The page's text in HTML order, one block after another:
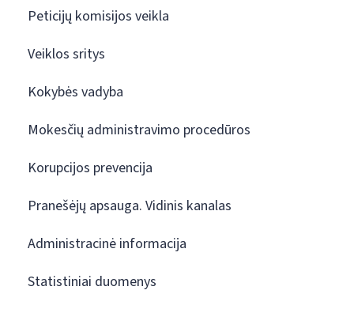
Peticijų komisijos veikla
Veiklos sritys
Kokybės vadyba
Mokesčių administravimo procedūros
Korupcijos prevencija
Pranešėjų apsauga. Vidinis kanalas
Administracinė informacija
Statistiniai duomenys